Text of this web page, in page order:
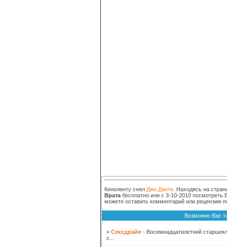
Киноленту снял Джо Данте . Находясь на
Врата бесплатно или с 3-10-2010 посмотреть
можете оставить комментарий или рецензию
Возможно Вас
» Сексдрайв - Восемнадцатилетний
с...